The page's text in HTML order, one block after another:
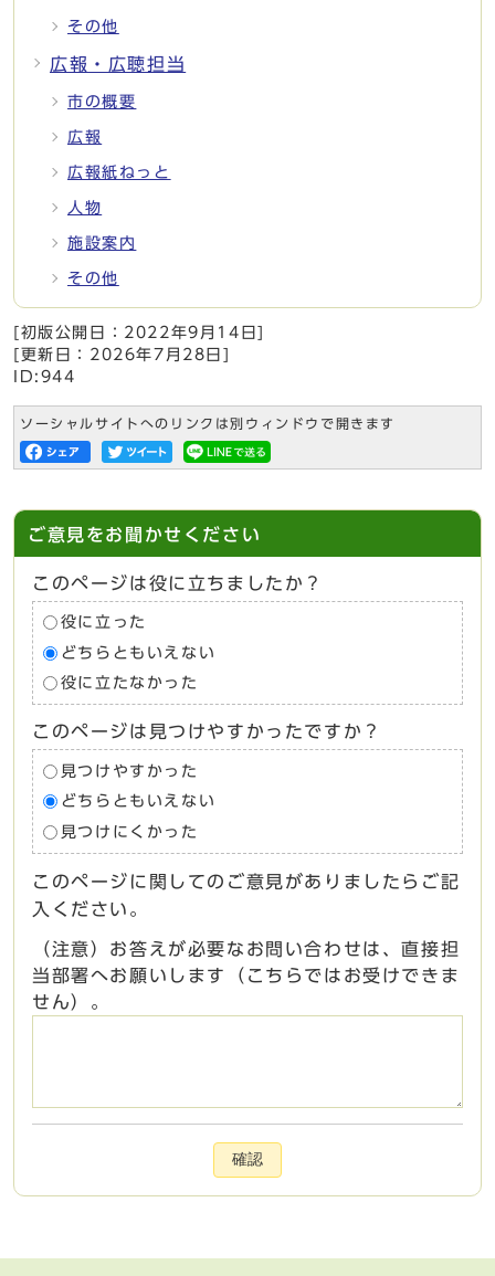
その他
広報・広聴担当
市の概要
広報
広報紙ねっと
人物
施設案内
その他
[初版公開日： 2022年9月14日
[更新日： 2026年7月28日
ID:944
ソーシャルサイトへのリンクは別ウィンドウで開きます
ご意見をお聞かせください
このページは役に立ちましたか？
役に立った
どちらともいえない
役に立たなかった
このページは見つけやすかったですか？
見つけやすかった
どちらともいえない
見つけにくかった
このページに関してのご意見がありましたらご記
入ください。
（注意）お答えが必要なお問い合わせは、直接担
当部署へお願いします（こちらではお受けできま
せん）。
確認